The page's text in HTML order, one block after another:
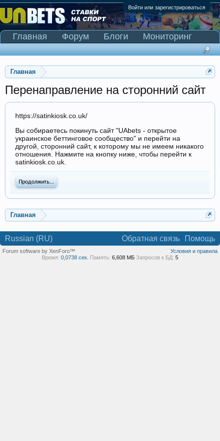
Войти или зарегистрироваться
Главная
Перенаправление на сторонний сайт
https://satinkiosk.co.uk/
Вы собираетесь покинуть сайт "UAbets - открытое
украинское беттинговое сообщество" и перейти на
другой, сторонний сайт, к которому мы не имеем никакого
отношения. Нажмите на кнопку ниже, чтобы перейти к
satinkiosk.co.uk.
Продолжить...
Главная
Главная Форум Блоги
Мониторинг
Сканер Pinnacle
Russian (RU) Обратная связь Помощь
Условия и правила
Forum software by XenForo™
Время: 0,0738 сек. Память: 6,608 МБ Запросов к БД: 5